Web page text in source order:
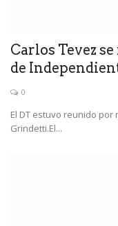
Carlos Tevez
de
0
El DT estuvo reunido
Grindetti.El...